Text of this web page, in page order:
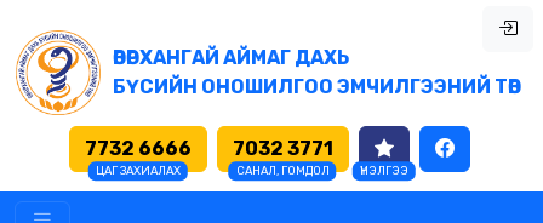
ӨВӨРХАНГАЙ АЙМАГ ДАХЬ
БҮСИЙН ОНОШИЛГОО ЭМЧИЛГЭЭНИЙ ТӨВ
7732 6666
ЦАГ ЗАХИАЛАХ
7032 3771
САНАЛ, ГОМДОЛ ҮНЭЛГЭЭ